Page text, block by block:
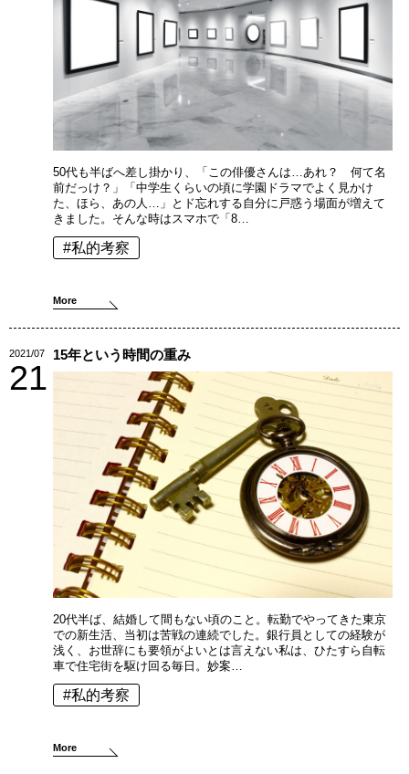
50代も半ばへ差し掛かり、「この俳優さんは…あれ？ 何て名
前だっけ？」「中学生くらいの頃に学園ドラマでよく見かけ
た、ほら、あの人…」とド忘れする自分に戸惑う場面が増えて
きました。そんな時はスマホで「8…
#私的考察
More
2021/07
21
15年という時間の重み
20代半ば、結婚して間もない頃のこと。転勤でやってきた東京
での新生活、当初は苦戦の連続でした。銀行員としての経験が
浅く、お世辞にも要領がよいとは言えない私は、ひたすら自転
車で住宅街を駆け回る毎日。妙案…
#私的考察
More